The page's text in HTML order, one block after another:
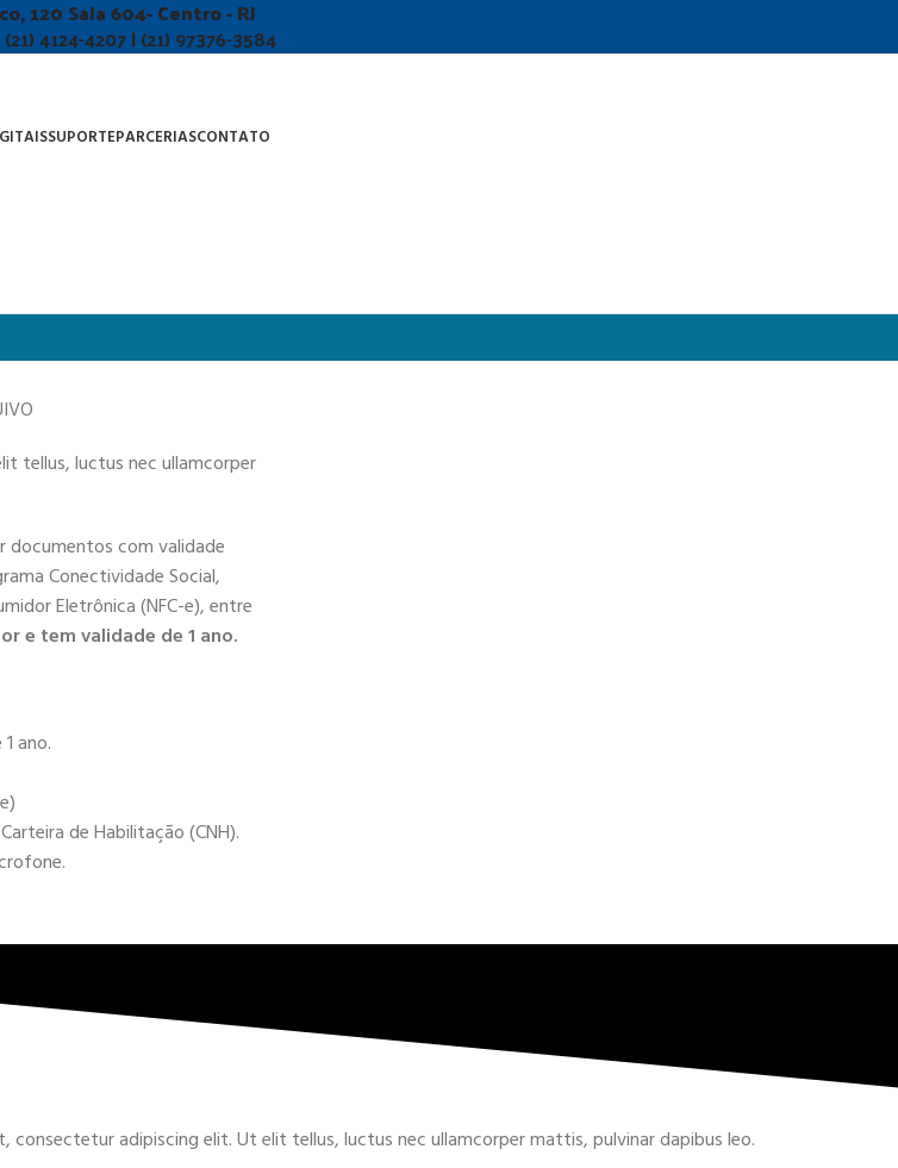
120 Sala 604- Centro - RJ
4124-4207 | (21) 97376-3584
SUPORTEPARCERIASCONTATO
tellus, luctus nec ullamcorper
documentos com validade
Conectividade Social,
Eletrônica (NFC-e), entre
e tem validade de 1 ano.
ano.
de Habilitação (CNH).
consectetur adipiscing elit. Ut elit tellus, luctus nec ullamcorper mattis, pulvinar dapibus leo.